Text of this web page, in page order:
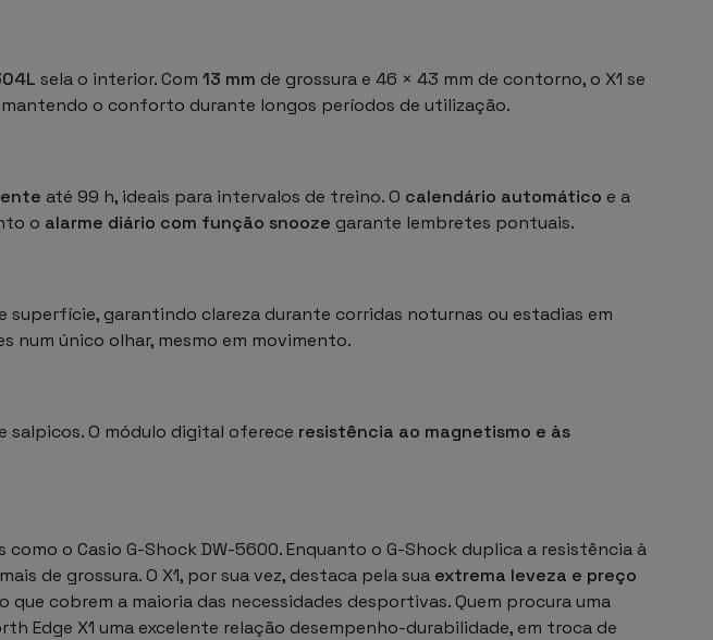
sela o interior. Com 13 mm de grossura e 46 × 43 mm de contorno, o X1 se
mantendo o conforto durante longos períodos de utilização.
até 99 h, ideais para intervalos de treino. O calendário automático e a
o alarme diário com função snooze garante lembretes pontuais.
superfície, garantindo clareza durante corridas noturnas ou estadias em
num único olhar, mesmo em movimento.
salpicos. O módulo digital oferece resistência ao magnetismo e às
como o Casio G-Shock DW-5600. Enquanto o G-Shock duplica a resistência à
de grossura. O X1, por sua vez, destaca pela sua extrema leveza e preço
cobrem a maioria das necessidades desportivas. Quem procura uma
X1 uma excelente relação desempenho-durabilidade, em troca de